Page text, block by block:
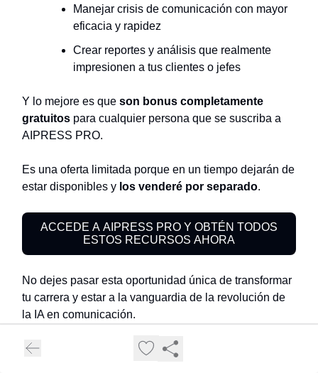
Manejar crisis de comunicación con mayor
eficacia y rapidez
Crear reportes y análisis que realmente
impresionen a tus clientes o jefes
Y lo mejore es que son bonus completamente
gratuitos para cualquier persona que se suscriba a
AIPRESS PRO.
Es una oferta limitada porque en un tiempo dejarán de
estar disponibles y los venderé por separado.
ACCEDE A AIPRESS PRO Y OBTÉN TODOS
ESTOS RECURSOS AHORA
No dejes pasar esta oportunidad única de transformar
tu carrera y estar a la vanguardia de la revolución de
la IA en comunicación.
¿Te ha gustado esta edición? Compártela con tus